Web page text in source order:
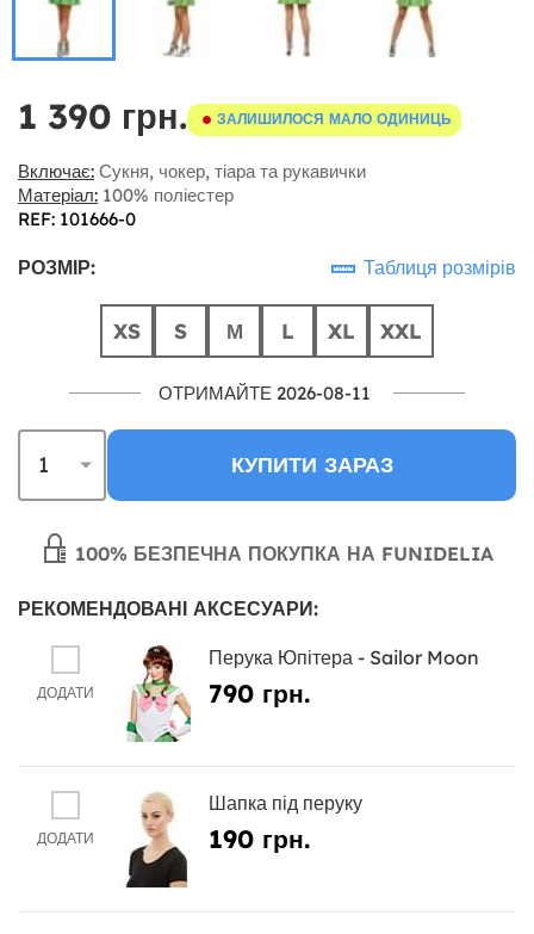
1 390 грн. ЗАЛИШИЛОСЯ МАЛО ОДИНИЦЬ
Включає: Сукня, чокер, тіара та рукавички
Матеріал: 100% поліестер
REF: 101666-0
РОЗМІР: Таблиця розмірів
XS S М L XL XXL
ОТРИМАЙТЕ 2026-08-11
КУПИТИ ЗАРАЗ
100% БЕЗПЕЧНА ПОКУПКА НА FUNIDELIA
РЕКОМЕНДОВАНІ АКСЕСУАРИ:
ДОДАТИ
Перука Юпітера - Sailor Moon
790 грн.
ДОДАТИ
Шапка під перуку
190 грн.